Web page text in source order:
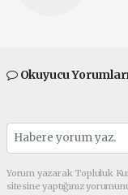
Okuyucu
Yorum yazarak Topluluk
sitesine yaptığınız